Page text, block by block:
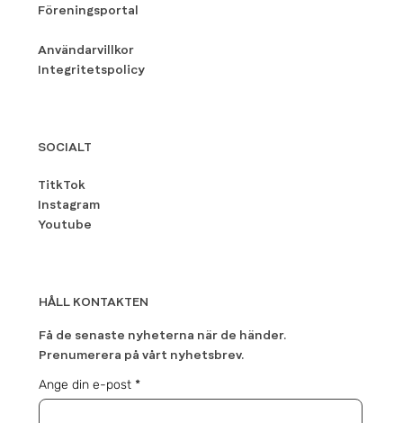
Föreningsportal
Användarvillkor
Integritetspolicy
SOCIALT
TitkTok
Instagram
Youtube
HÅLL KONTAKTEN
Få de senaste nyheterna när de händer.
Prenumerera på vårt nyhetsbrev.
Ange din e-post